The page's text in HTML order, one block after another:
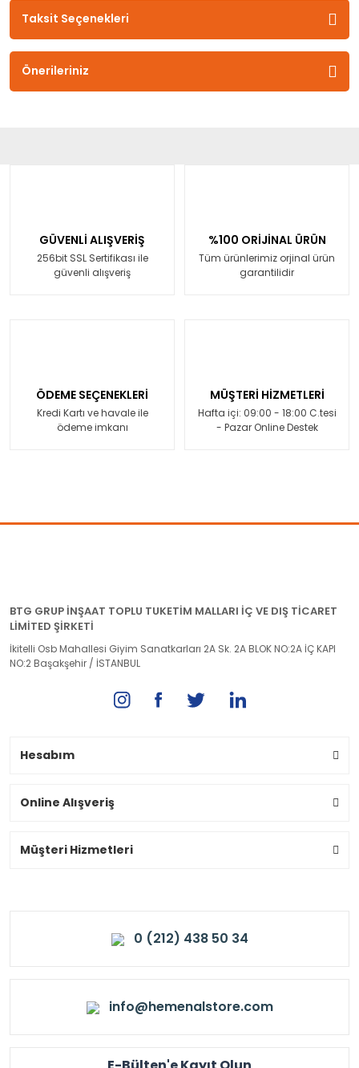
Taksit Seçenekleri
Önerileriniz
GÜVENLİ ALIŞVERİŞ
256bit SSL Sertifikası ile
güvenli alışveriş
%100 ORİJİNAL ÜRÜN
Tüm ürünlerimiz orjinal ürün
garantilidir
ÖDEME SEÇENEKLERİ
Kredi Kartı ve havale ile
ödeme imkanı
MÜŞTERİ HİZMETLERİ
Hafta içi: 09:00 - 18:00 C.tesi
- Pazar Online Destek
BTG GRUP İNŞAAT TOPLU TUKETİM MALLARI İÇ VE DIŞ TİCARET
LİMİTED ŞİRKETİ
İkitelli Osb Mahallesi Giyim Sanatkarları 2A Sk. 2A BLOK NO:2A İÇ KAPI
NO:2 Başakşehir / İSTANBUL
Hesabım
Online Alışveriş
Müşteri Hizmetleri
0 (212) 438 50 34
info@hemenalstore.com